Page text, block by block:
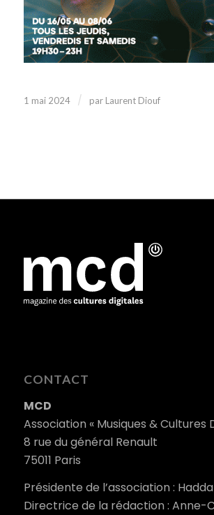
1 mai 2024 / par Laurent Diouf
CONTACT
MCD
Association « Musiques & Cultures
8 rue du général Renault
75011 Paris
Présidente de l’association :
Directrice de la rédaction : Anne-